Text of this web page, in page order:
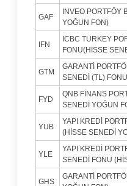
GAF
INVEO PORTFÖY
YOĞUN FON)
IFN
ICBC TURKEY
FONU(HİSSE
GTM
GARANTİ
SENEDİ (TL)
FYD
QNB FİNANS
SENEDİ YOĞUN
YUB
YAPI KREDİ
(HİSSE SENEDİ
YLE
YAPI KREDİ
SENEDİ FONU
GHS
GARANTİ